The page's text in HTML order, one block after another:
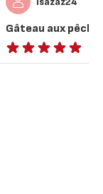
Gâteau aux
ratings.NaN